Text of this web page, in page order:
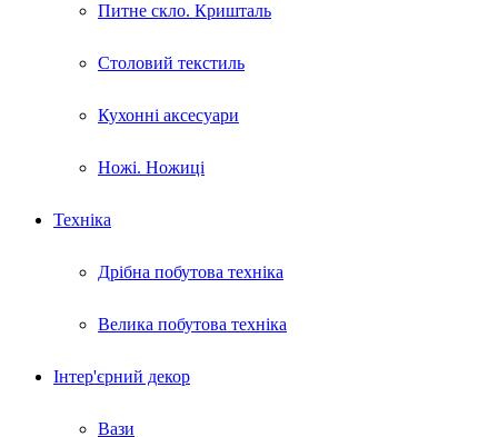
Питне скло. Кришталь
Столовий текстиль
Кухонні аксесуари
Ножі. Ножиці
Техніка
Дрібна побутова техніка
Велика побутова техніка
Інтер'єрний декор
Вази